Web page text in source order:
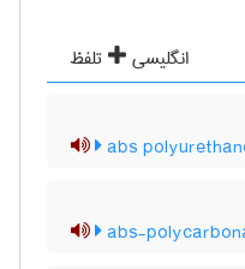
انگلیسی
تلفظ
abs
abs-